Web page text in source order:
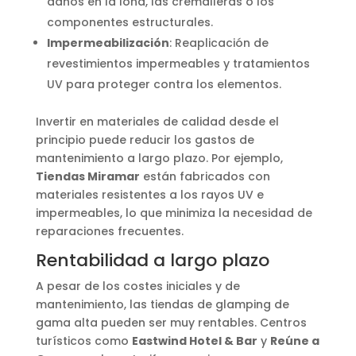
componentes estructurales.
Impermeabilización: Reaplicación de
revestimientos impermeables y tratamientos
UV para proteger contra los elementos.
Invertir en materiales de calidad desde el
principio puede reducir los gastos de
mantenimiento a largo plazo. Por ejemplo,
Tiendas Miramar están fabricados con
materiales resistentes a los rayos UV e
impermeables, lo que minimiza la necesidad de
reparaciones frecuentes.
Rentabilidad a largo plazo
A pesar de los costes iniciales y de
mantenimiento, las tiendas de glamping de
gama alta pueden ser muy rentables. Centros
turísticos como Eastwind Hotel & Bar y Reúne a